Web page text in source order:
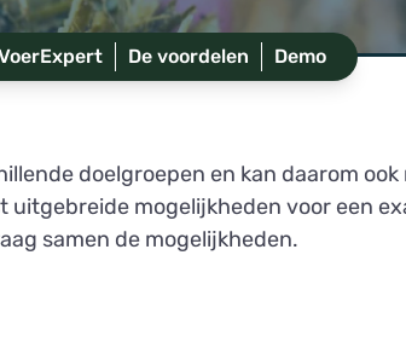
De voordelen Demo
doelgroepen en kan daarom
uitgebreide mogelijkheden voor een
samen de mogelijkheden.